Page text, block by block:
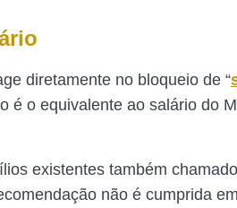
diretamente no bloqueio de “
é o equivalente ao salário do
existentes também
não é cumprida